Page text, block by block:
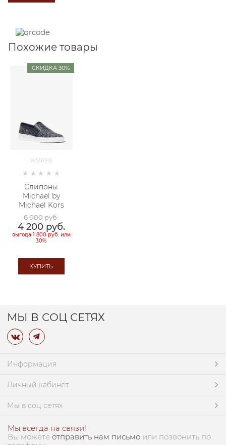
Похожие товары
WS01916
СКИДКА 30%
Слипоны
Michael by
Michael Kors
6 000 руб.
4 200 руб.
выгода 1 800 руб.или
30%
КУПИТЬ
МЫ В СОЦ СЕТЯХ
Информация
Личный кабинет
Мы в соц сетях
Мы всегда на связи!
Вы можете отправить нам письмо или позвонить по